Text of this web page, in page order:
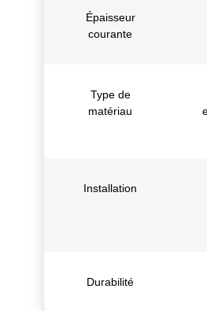
Épaisseur
courante
Type de
matériau
Installation
Durabilité